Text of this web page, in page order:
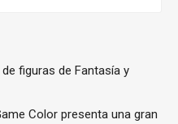
figuras de Fantasía y
Color presenta una gran